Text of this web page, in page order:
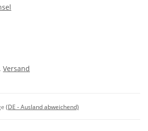
Versand
(DE - Ausland abweichend)